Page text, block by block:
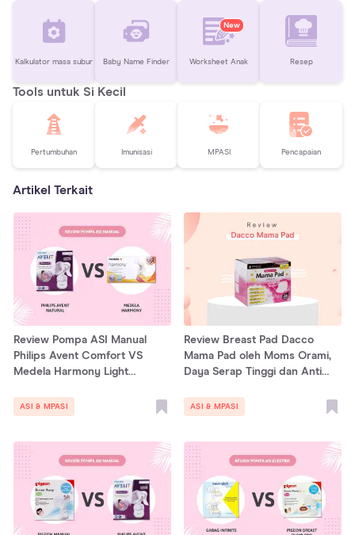
Kalkulator masa subur Baby Name Finder
New
Worksheet Anak Resep
Tools untuk Si Kecil
Pertumbuhan Imunisasi MPASI Pencapaian
Artikel Terkait
Review Pompa ASI Manual
Philips Avent Comfort VS
Medela Harmony Light
ASI & MPASI
Review Breast Pad Dacco
Mama Pad oleh Moms Orami,
Daya Serap Tinggi dan Anti
ASI & MPASI